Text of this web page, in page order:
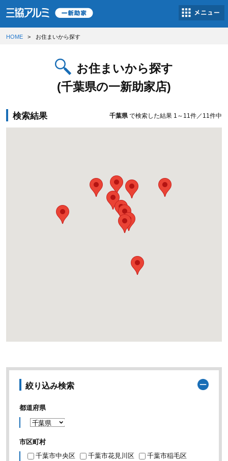
HOME お住まいから探す
お住まいから探す
(千葉県の一新助家店)
検索結果 千葉県で検索した結果 1～11件／11件中
絞り込み検索
都道府県
市区町村
千葉市中央区
千葉市花見川区
千葉市稲毛区